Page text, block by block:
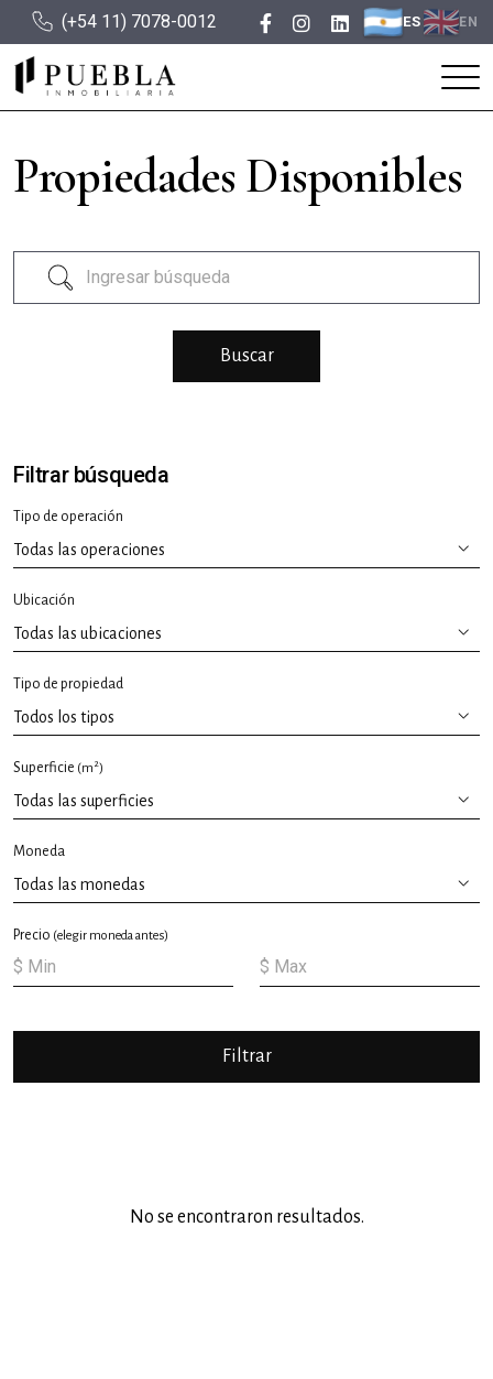
(+54 11) 7078-0012 ES EN
Propiedades Disponibles
Filtrar búsqueda
Tipo de operación
Ubicación
Tipo de propiedad
Superficie (m 2)
Moneda
Precio (elegir moneda antes)
No se encontraron resultados.